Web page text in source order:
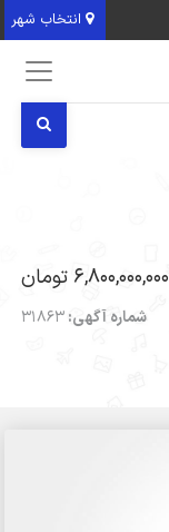
انتخاب شهر
6,800,000,000 تومان
شماره آگهی:31863